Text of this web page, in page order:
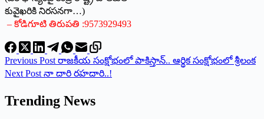
కువైఖరికి నిరసనగా…)
– కోడిగూటి తిరుపతి :9573929493
Previous Post రాజకీయ సంక్షోభంలో పాకిస్తాన్‌.. ఆర్థిక సంక్షోభంలో శ్రీలంక
Next Post నా దారి రహదారి..!
Trending News